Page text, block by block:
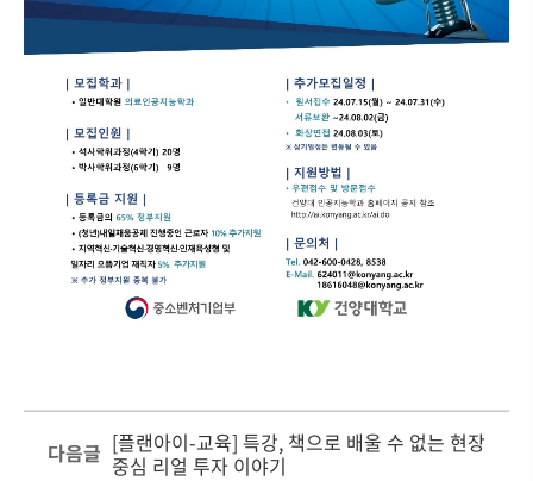
다음글 [플랜아이-교육] 특강, 책으로 배울 수 없는 현장
중심 리얼 투자 이야기